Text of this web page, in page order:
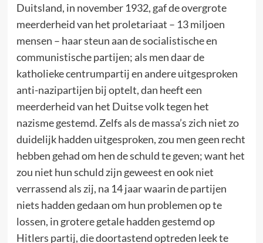
Duitsland, in november 1932, gaf de overgrote
meerderheid van het proletariaat – 13 miljoen
mensen – haar steun aan de socialistische en
communistische partijen; als men daar de
katholieke centrumpartij en andere uitgesproken
anti-nazipartijen bij optelt, dan heeft een
meerderheid van het Duitse volk tegen het
nazisme gestemd. Zelfs als de massa’s zich niet zo
duidelijk hadden uitgesproken, zou men geen recht
hebben gehad om hen de schuld te geven; want het
zou niet hun schuld zijn geweest en ook niet
verrassend als zij, na 14 jaar waarin de partijen
niets hadden gedaan om hun problemen op te
lossen, in grotere getale hadden gestemd op
Hitlers partij, die doortastend optreden leek te